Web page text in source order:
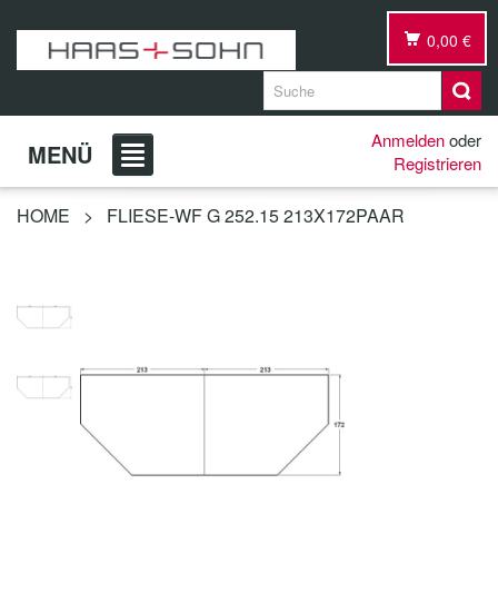
0,00 €
MENÜ Anmeldenoder
Registrieren
HOME > FLIESE-WF G 252.15 213X172PAAR